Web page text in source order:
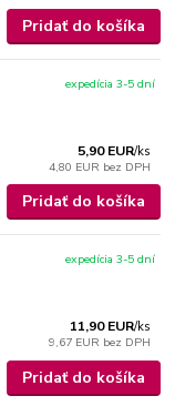
Pridať do košíka
5,90 EUR/ks
4,80 EUR bez DPH
expedícia 3-5 dní
Pridať do košíka
11,90 EUR/ks
9,67 EUR bez DPH
expedícia 3-5 dní
Pridať do košíka